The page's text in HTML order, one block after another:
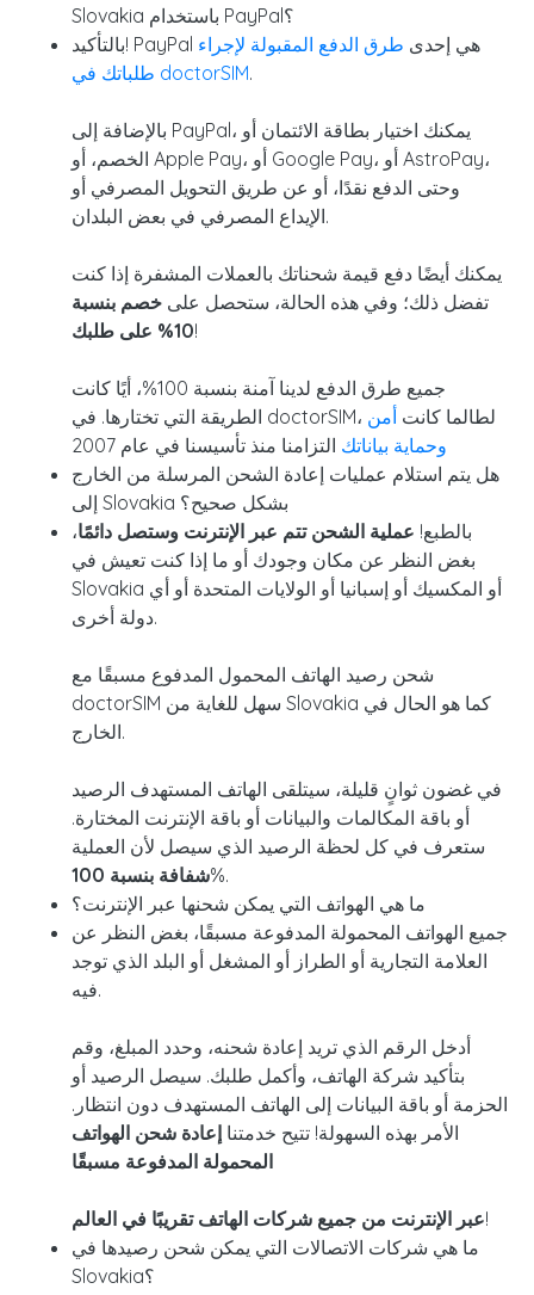
Slovakia باستخدام PayPal؟
بالتأكيد! PayPal هي إحدى طرق الدفع المقبولة لإجراء
طلباتك في doctorSIM.
بالإضافة إلى PayPal، يمكنك اختيار بطاقة الائتمان أو
الخصم، أو Apple Pay، أو Google Pay، أو AstroPay،
وحتى الدفع نقدًا، أو عن طريق التحويل المصرفي أو
الإيداع المصرفي في بعض البلدان.
يمكنك أيضًا دفع قيمة شحناتك بالعملات المشفرة إذا كنت
تفضل ذلك؛ وفي هذه الحالة، ستحصل على خصم بنسبة
10% على طلبك!
جميع طرق الدفع لدينا آمنة بنسبة 100%، أيًا كانت
الطريقة التي تختارها. في doctorSIM، لطالما كانت أمن
وحماية بياناتك التزامنا منذ تأسيسنا في عام 2007
هل يتم استلام عمليات إعادة الشحن المرسلة من الخارج
إلى Slovakia بشكل صحيح؟
بالطبع! عملية الشحن تتم عبر الإنترنت وستصل دائمًا،
بغض النظر عن مكان وجودك أو ما إذا كنت تعيش في
Slovakia أو المكسيك أو إسبانيا أو الولايات المتحدة أو أي
دولة أخرى.
شحن رصيد الهاتف المحمول المدفوع مسبقًا مع
doctorSIM سهل للغاية من Slovakia كما هو الحال في
الخارج.
في غضون ثوانٍ قليلة، سيتلقى الهاتف المستهدف الرصيد
أو باقة المكالمات والبيانات أو باقة الإنترنت المختارة.
ستعرف في كل لحظة الرصيد الذي سيصل لأن العملية
شفافة بنسبة 100
%.
ما هي الهواتف التي يمكن شحنها عبر الإنترنت؟
جميع الهواتف المحمولة المدفوعة مسبقًا، بغض النظر عن
العلامة التجارية أو الطراز أو المشغل أو البلد الذي توجد
فيه.
أدخل الرقم الذي تريد إعادة شحنه، وحدد المبلغ، وقم
بتأكيد شركة الهاتف، وأكمل طلبك. سيصل الرصيد أو
الحزمة أو باقة البيانات إلى الهاتف المستهدف دون انتظار.
الأمر بهذه السهولة! تتيح خدمتنا إعادة شحن الهواتف
المحمولة المدفوعة مسبقًا
عبر الإنترنت من جميع شركات الهاتف تقريبًا في العالم!
ما هي شركات الاتصالات التي يمكن شحن رصيدها في
Slovakia؟